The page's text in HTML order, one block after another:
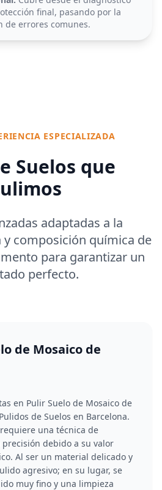
final, pasando por la
de errores comunes.
ESPECIALIZADA
Suelos que
adaptadas a la
y composición química de
para garantizar un
perfecto.
de Mosaico de
en Pulir Suelo de Mosaico de
de Suelos en Barcelona.
una técnica de
debido a su valor
Al ser un material delicado y
agresivo; en su lugar, se
muy fino y una limpieza